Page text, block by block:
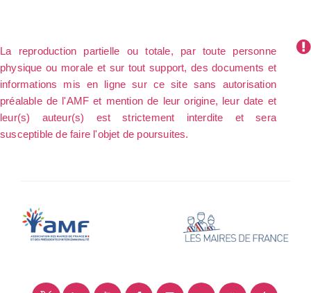
La reproduction partielle ou totale, par toute personne
physique ou morale et sur tout support, des documents et
informations mis en ligne sur ce site sans autorisation
préalable de l'AMF et mention de leur origine, leur date et
leur(s) auteur(s) est strictement interdite et sera
susceptible de faire l'objet de poursuites.